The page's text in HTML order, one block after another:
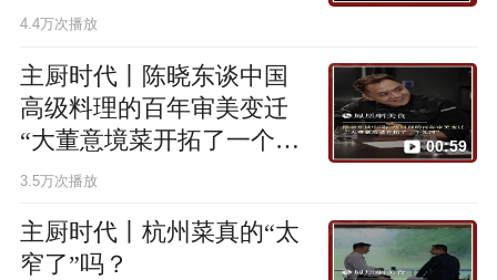
升级？
4.4万次播放
主厨时代丨陈晓东谈中国
高级料理的百年审美变迁
“大董意境菜开拓了一个先
河”
3.5万次播放
00:59
主厨时代丨杭州菜真的“太
窄了”吗？